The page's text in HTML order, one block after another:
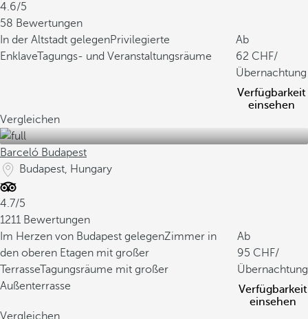
4.6/5
58 Bewertungen
In der Altstadt gelegenPrivilegierte
EnklaveTagungs- und Veranstaltungsräume
Ab
62
/
Übernachtung
Verfügbarkeit
einsehen
Vergleichen
Barceló Budapest
Budapest, Hungary
4.7/5
1211 Bewertungen
Im Herzen von Budapest gelegenZimmer in
den oberen Etagen mit großer
TerrasseTagungsräume mit großer
Außenterrasse
Ab
95
/
Übernachtung
Verfügbarkeit
einsehen
Vergleichen